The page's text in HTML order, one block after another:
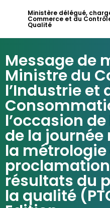
Ministère délégué,
Commerce et du
Qualité
Message de
Ministre du
l’Industrie et
l’occasion
de la
la
résultats du
la qualité